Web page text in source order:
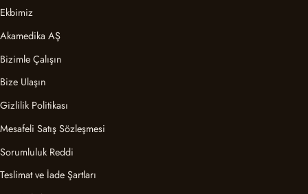
Ekbimiz
Akamedika AŞ
Bizimle Çalışın
Bize Ulaşın
Gizlilik Politikası
Mesafeli Satış Sözleşmesi
Sorumluluk Reddi
Teslimat ve İade Şartları